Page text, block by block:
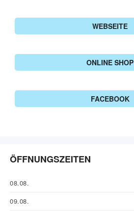
WEBSEITE
ONLINE SHOP
FACEBOOK
ÖFFNUNGSZEITEN
08.08.
09.08.